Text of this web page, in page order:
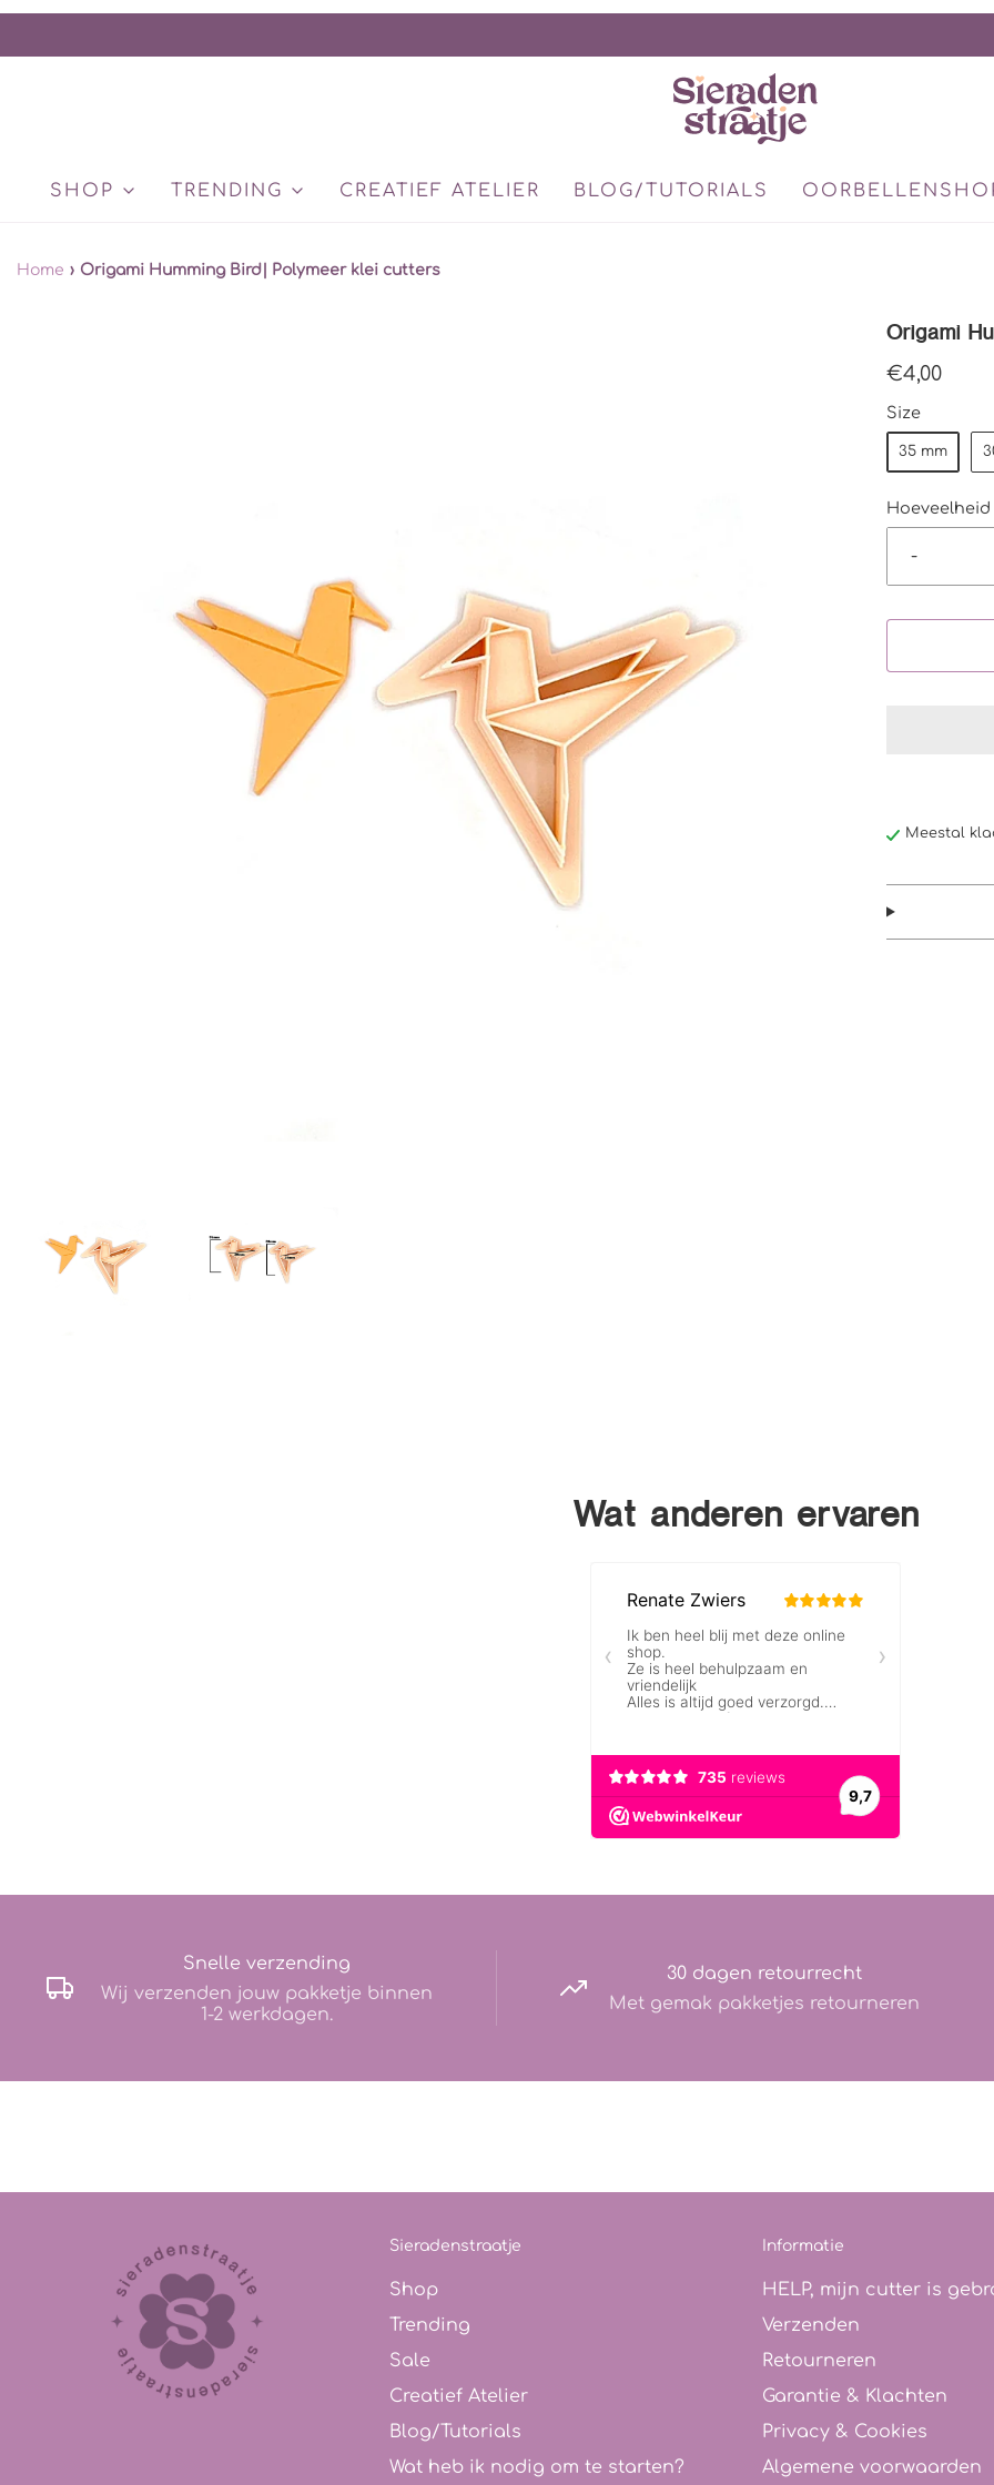
SHOP TRENDING CREATIEF ATELIER BLOG/TUTORIALS
Home › Origami Humming Bird| Polymeer klei cutters
Origami
€4,00
Size
35 mm
Hoeveelheid
-
Meestal
Wat anderen ervaren
Snelle verzending
Wij verzenden jouw pakketje binnen
1-2 werkdagen.
30 dagen retourrecht
Met gemak pakketjes retourneren
Sieradenstraatje
Shop
Trending
Sale
Creatief Atelier
Blog/Tutorials
Wat heb ik nodig om te starten?
Informatie
HELP, mijn cutter is
Verzenden
Retourneren
Garantie & Klachten
Privacy & Cookies
Algemene voorwaarden